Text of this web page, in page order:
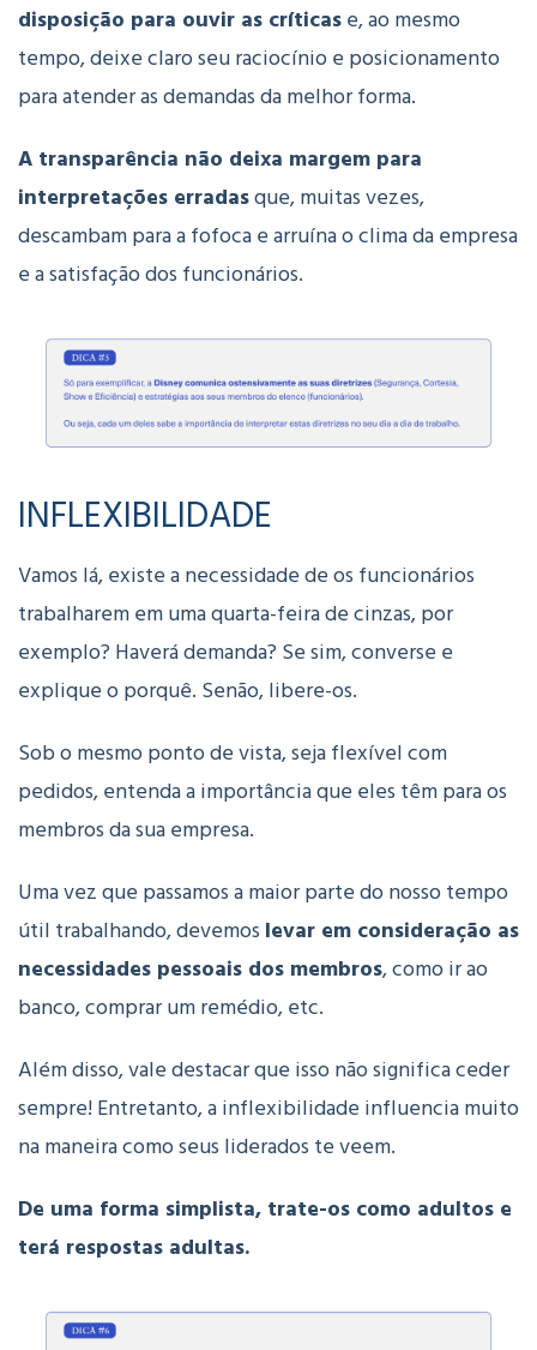
disposição para ouvir as críticase, ao mesmo
tempo, deixe claro seu raciocínio e posicionamento
para atender as demandas da melhor forma.
A transparência não deixa margem para
interpretações erradasque, muitas vezes,
descambam para a fofoca e arruína o clima da empresa
e a satisfação dos funcionários.
INFLEXIBILIDADE
Vamos lá, existe a necessidade de os funcionários
trabalharem em uma quarta-feira de cinzas, por
exemplo? Haverá demanda? Se sim, converse e
explique o porquê. Senão, libere-os.
Sob o mesmo ponto de vista, seja flexível com
pedidos, entenda a importância que eles têm para os
membros da sua empresa.
Uma vez que passamos a maior parte do nosso tempo
útil trabalhando, devemos levar em consideração as
necessidades pessoais dos membros, como ir ao
banco, comprar um remédio, etc.
Além disso, vale destacar que isso não significa ceder
sempre! Entretanto, a inflexibilidade influencia muito
na maneira como seus liderados te veem.
De uma forma simplista, trate-os como adultos e
terá respostas adultas.